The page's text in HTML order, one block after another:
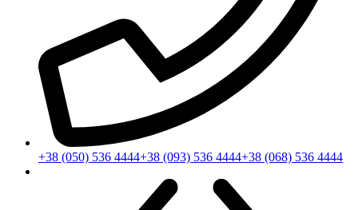
+38 (050) 536 4444+38 (093) 536 4444+38 (068) 536 4444